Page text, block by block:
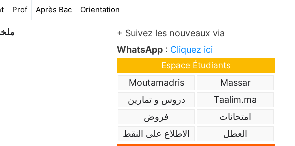
Prof Après Bac Orientation
+ Suivez les nouveaux via
WhatsApp : Cliquez ici
Espace Étudiants
Massar
Moutamadris
Taalim.ma
دروس و تمارين
امتحانات
فروض
العطل
الاطلاع على النقط